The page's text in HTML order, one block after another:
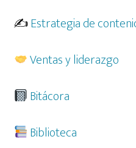
✍️Estrategia de
Ventas y liderazgo
Bitácora
Biblioteca